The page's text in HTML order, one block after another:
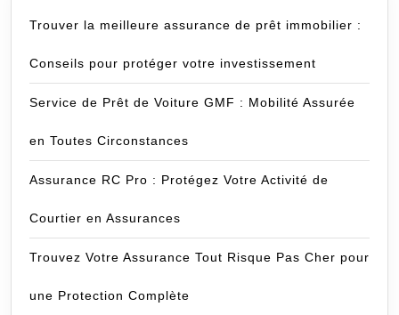
Trouver la meilleure assurance de prêt immobilier :
Conseils pour protéger votre investissement
Service de Prêt de Voiture GMF : Mobilité Assurée
en Toutes Circonstances
Assurance RC Pro : Protégez Votre Activité de
Courtier en Assurances
Trouvez Votre Assurance Tout Risque Pas Cher pour
une Protection Complète